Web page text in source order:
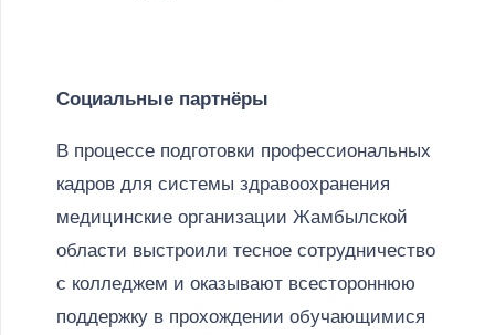
Социальные партнёры
В процессе подготовки профессиональных
кадров для системы здравоохранения
медицинские организации Жамбылской
области выстроили тесное сотрудничество
с колледжем и оказывают всестороннюю
поддержку в прохождении обучающимися